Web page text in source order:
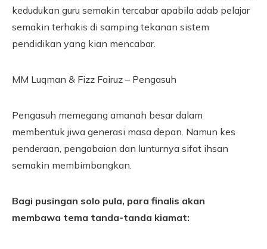
kedudukan guru semakin tercabar apabila adab pelajar
semakin terhakis di samping tekanan sistem
pendidikan yang kian mencabar.
MM Luqman & Fizz Fairuz – Pengasuh
Pengasuh memegang amanah besar dalam
membentuk jiwa generasi masa depan. Namun kes
penderaan, pengabaian dan lunturnya sifat ihsan
semakin membimbangkan.
Bagi pusingan solo pula, para finalis akan
membawa tema tanda-tanda kiamat: